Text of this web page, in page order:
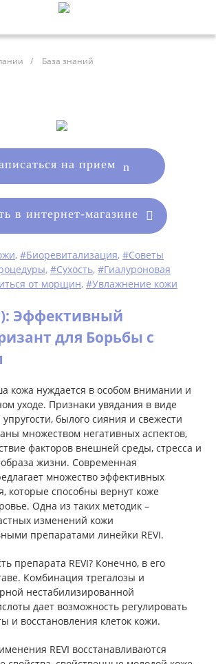
/ База знаний
на прием
в интернет-магазине
, #Биоревитализация, #Советы
, #Сухость, #Гиалуроновая
от морщин, #Увлажнение кожи
Эффективный
для Борьбы с
кожа нуждается в особом внимании и
уходе. Признаки увядания в виде
былого сияния и свежести
множеством негативных аспектов,
факторов внешней среды, стресса и
жизни. Современная
множество эффективных
которые способны вернут коже
Одна из таких методик –
изменений кожи
препаратами линейки REVI.
препарата REVI? Конечно, в его
Комбинация трегалозы и
нестабилизированной
дает возможность регулировать
и восстановления клеток кожи.
REVI восстанавливаются